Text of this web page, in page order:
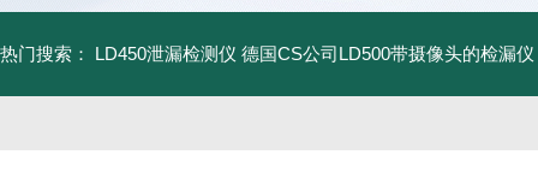
热门搜索： LD450泄漏检测仪 德国CS公司LD500带摄像头的检漏仪